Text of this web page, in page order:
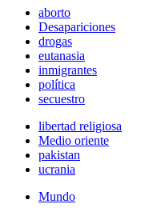
aborto
Desapariciones
drogas
eutanasia
inmigrantes
política
secuestro
libertad religiosa
Medio oriente
pakistan
ucrania
Mundo